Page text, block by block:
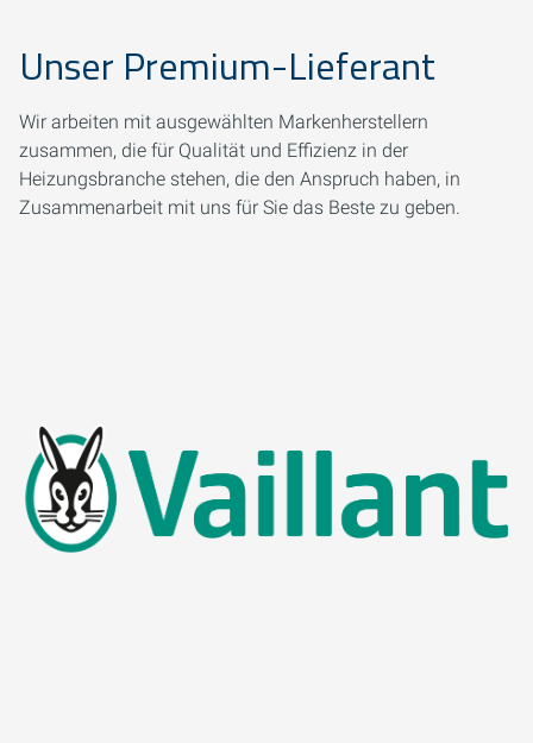
Unser Premium-Lieferant
Wir arbeiten mit ausgewählten Markenherstellern
zusammen, die für Qualität und Effizienz in der
Heizungsbranche stehen, die den Anspruch haben, in
Zusammenarbeit mit uns für Sie das Beste zu geben.